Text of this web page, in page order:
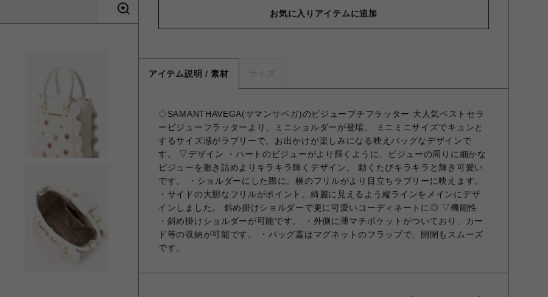
お気に入りアイテムに追加
アイテム説明 / 素材 サイズ
◇SAMANTHAVEGA(サマンサベガ)のビジュープチフラッター 大人気ベストセラ
ービジューフラッターより、ミニショルダーが登場。 ミニミニサイズでキュンと
するサイズ感がラブリーで、お出かけが楽しみになる映えバッグなデザインで
す。 ▽デザイン ・ハートのビジューがより輝くように、ビジューの周りに細かな
ビジューを敷き詰めよりキラキラ輝くデザイン。 動くたびキラキラと輝き可愛い
です。 ・ショルダーにした際に。横のフリルがより目立ちラブリーに映えます。
・サイドの大胆なフリルがポイント。綺麗に見えるよう縦ラインをメインにデザ
インしました。 斜め掛けショルダーで更に可愛いコーディネートに◎ ▽機能性
・斜め掛けショルダーが可能です。 ・外側に薄マチポケットがついており、カー
ド等の収納が可能です。 ・バッグ蓋はマグネットのフラップで、開閉もスムーズ
です。